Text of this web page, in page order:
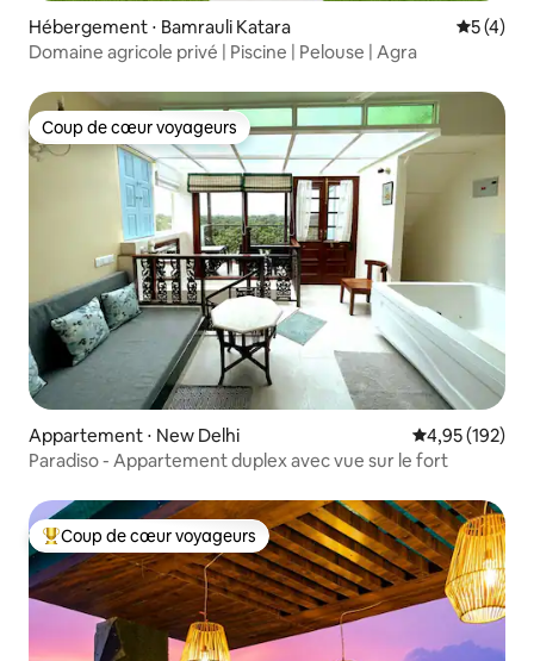
Hébergement ⋅ Bamrauli Katara
5 (4)
Domaine agricole privé | Piscine | Pelouse | Agra
Coup de cœur voyageurs
Coup de cœur voyageurs
Appartement ⋅ New Delhi Évaluation
4,95 (192)
Paradiso - Appartement duplex avec vue sur le fort
Coups de cœur voyageurs les plus appréciés
Coup de cœur voyageurs